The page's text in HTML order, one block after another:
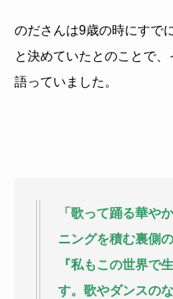
のださんは9歳の時にすで
と決めていたとのことで
語っていました。
「歌って踊る華や
ニングを積む裏側
『私もこの世界で
す。歌やダンスの